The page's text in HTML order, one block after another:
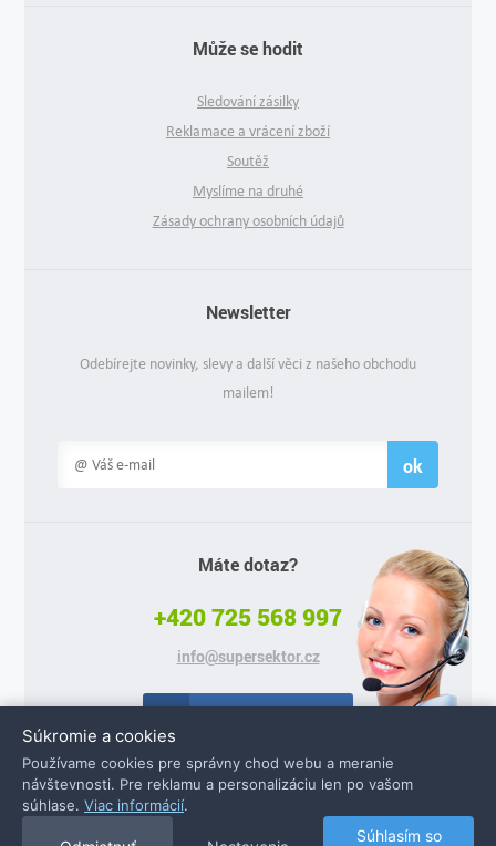
Může se hodit
Sledování zásilky
Reklamace a vrácení zboží
Soutěž
Myslíme na druhé
Zásady ochrany osobních údajů
Newsletter
Odebírejte novinky, slevy a další věci z našeho obchodu
mailem!
ok
Máte dotaz?
+420 725 568 997
info@supersektor.cz
© 2026 Supersektor.cz - všechna práva vyhrazena
Súkromie a cookies
Používame cookies pre správny chod webu a meranie
návštevnosti. Pre reklamu a personalizáciu len po vašom
súhlase. Viac informácií.
Súhlasím so